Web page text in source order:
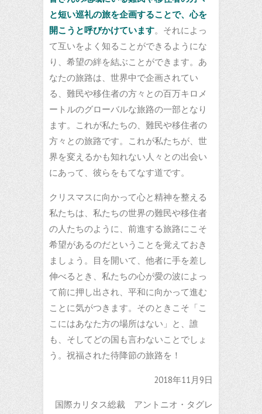
と短い巡礼の旅を企画することで、心を
開こうと呼びかけています。それによっ
て互いをよく知ることができるようにな
り、希望の絆を結ぶことができます。あ
なたの旅路は、世界中で企画されてい
る、難民や移住者の方々との百万キロメ
ートルのグローバルな旅路の一部となり
ます。これが私たちの、難民や移住者の
方々との旅路です。これが私たちが、世
界を変えるかも知れない人々との出会い
にあって、彼らをもてなす道です。
クリスマスに向かって心と精神を整える
私たちは、私たちの世界の難民や移住者
の人たちのように、前進する旅路にこそ
希望があるのだということを覚えておき
ましょう。目を開いて、他者に手を差し
伸べるとき、私たちの心が愛の波によっ
て前に押し出され、平和に向かって進む
ことに気がつきます。そのときこそ「こ
こにはあなた方の場所はない」と、誰
も、そしてどの国も言わないことでしょ
う。祝福された待降節の旅路を！
2018年11月9日
国際カリタス総裁 アントニオ・タグレ